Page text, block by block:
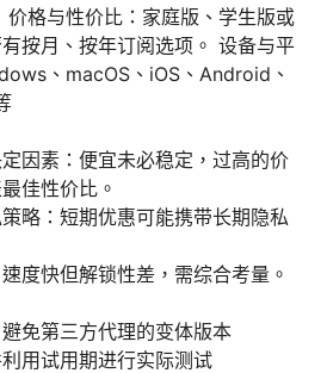
价格与性价比：家庭版、学生版或
按月、按年订阅选项。 设备与平
、macOS、iOS、Android、
因素：便宜未必稳定，过高的价
佳性价比。
略：短期优惠可能携带长期隐私
度快但解锁性差，需综合考量。
免第三方代理的变体版本
用试用期进行实际测试